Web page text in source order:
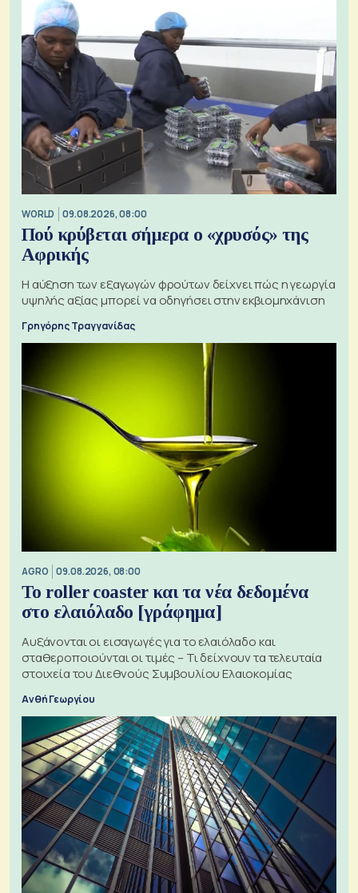
WORLD 09.08.2026, 08:00
Πού κρύβεται σήμερα ο «χρυσός» της
Αφρικής
Η αύξηση των εξαγωγών φρούτων δείχνει πώς η γεωργία
υψηλής αξίας μπορεί να οδηγήσει στην εκβιομηχάνιση
Γρηγόρης Τραγγανίδας
AGRO 09.08.2026, 08:00
Το roller coaster και τα νέα δεδομένα
στο ελαιόλαδο [γράφημα]
Αυξάνονται οι εισαγωγές για το ελαιόλαδο και
σταθεροποιούνται οι τιμές – Τι δείχνουν τα τελευταία
στοιχεία του Διεθνούς Συμβουλίου Ελαιοκομίας
Ανθή Γεωργίου